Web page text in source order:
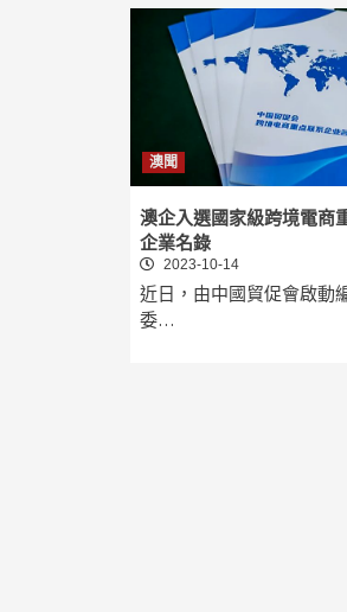
澳聞
澳企入選國家級跨境電商
企業名錄
2023-10-14
近日，由中國貿促會啟動
委…